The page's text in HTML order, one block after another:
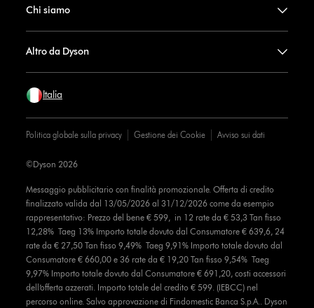
Chi siamo
Altro da Dyson
Italia
Politica globale sulla privacy Gestione dei Cookie Avviso sui dati
Messaggio pubblicitario con finalità promozionale. Offerta di credito
finalizzato valida dal 13/05/2026 al 31/12/2026 come da esempio
rappresentativo: Prezzo del bene € 599, in 12 rate da € 53,3 Tan fisso
12,28% Taeg 13% Importo totale dovuto dal Consumatore € 639,6, 24
rate da € 27,50 Tan fisso 9,49% Taeg 9,91% Importo totale dovuto dal
Consumatore € 660,00 e 36 rate da € 19,20 Tan fisso 9,54% Taeg
9,97% Importo totale dovuto dal Consumatore € 691,20, costi accessori
dell’offerta azzerati. Importo totale del credito € 599. (IEBCC) nel
percorso online. Salvo approvazione di Findomestic Banca S.p.A.. Dyson
©Dyson 2026